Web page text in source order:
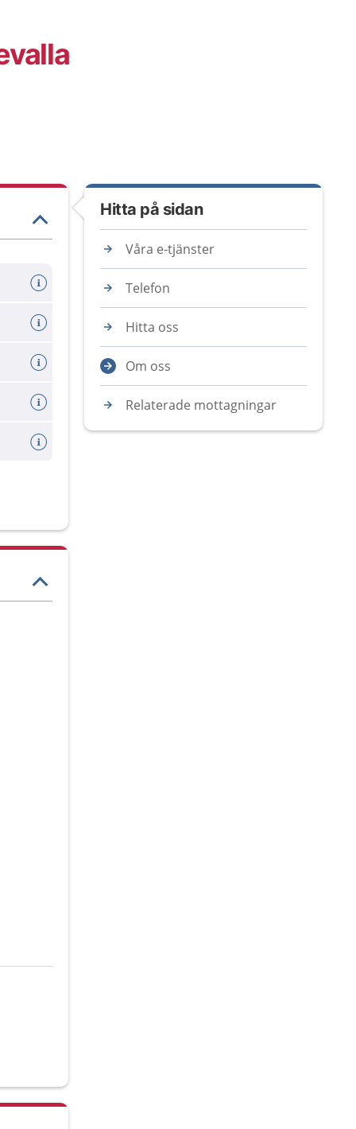
Hitta på sidan
Våra e-tjänster
Telefon
Hitta oss
Om oss
Relaterade mottagningar